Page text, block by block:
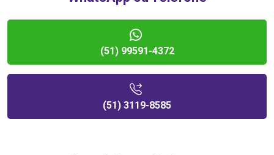
(51) 99591-4372
(51) 3119-8585